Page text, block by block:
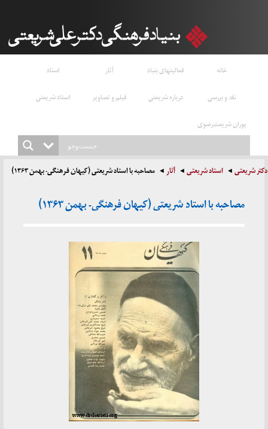
خانه فعالیتهای بنیاد آثار
اسناد
نقد و بررسی
درباره شریعتی فیلم و تصاویر
استاد شریعتی
پوران شریعت‌رضوی
دکتر شریعتی استاد شریعتی آثار مصاحبه با استاد شریعتی (کیهان فرهنگی- بهمن ۱۳۶۳)
مصاحبه با استاد شریعتی (کیهان فرهنگی- بهمن ۱۳۶۳)